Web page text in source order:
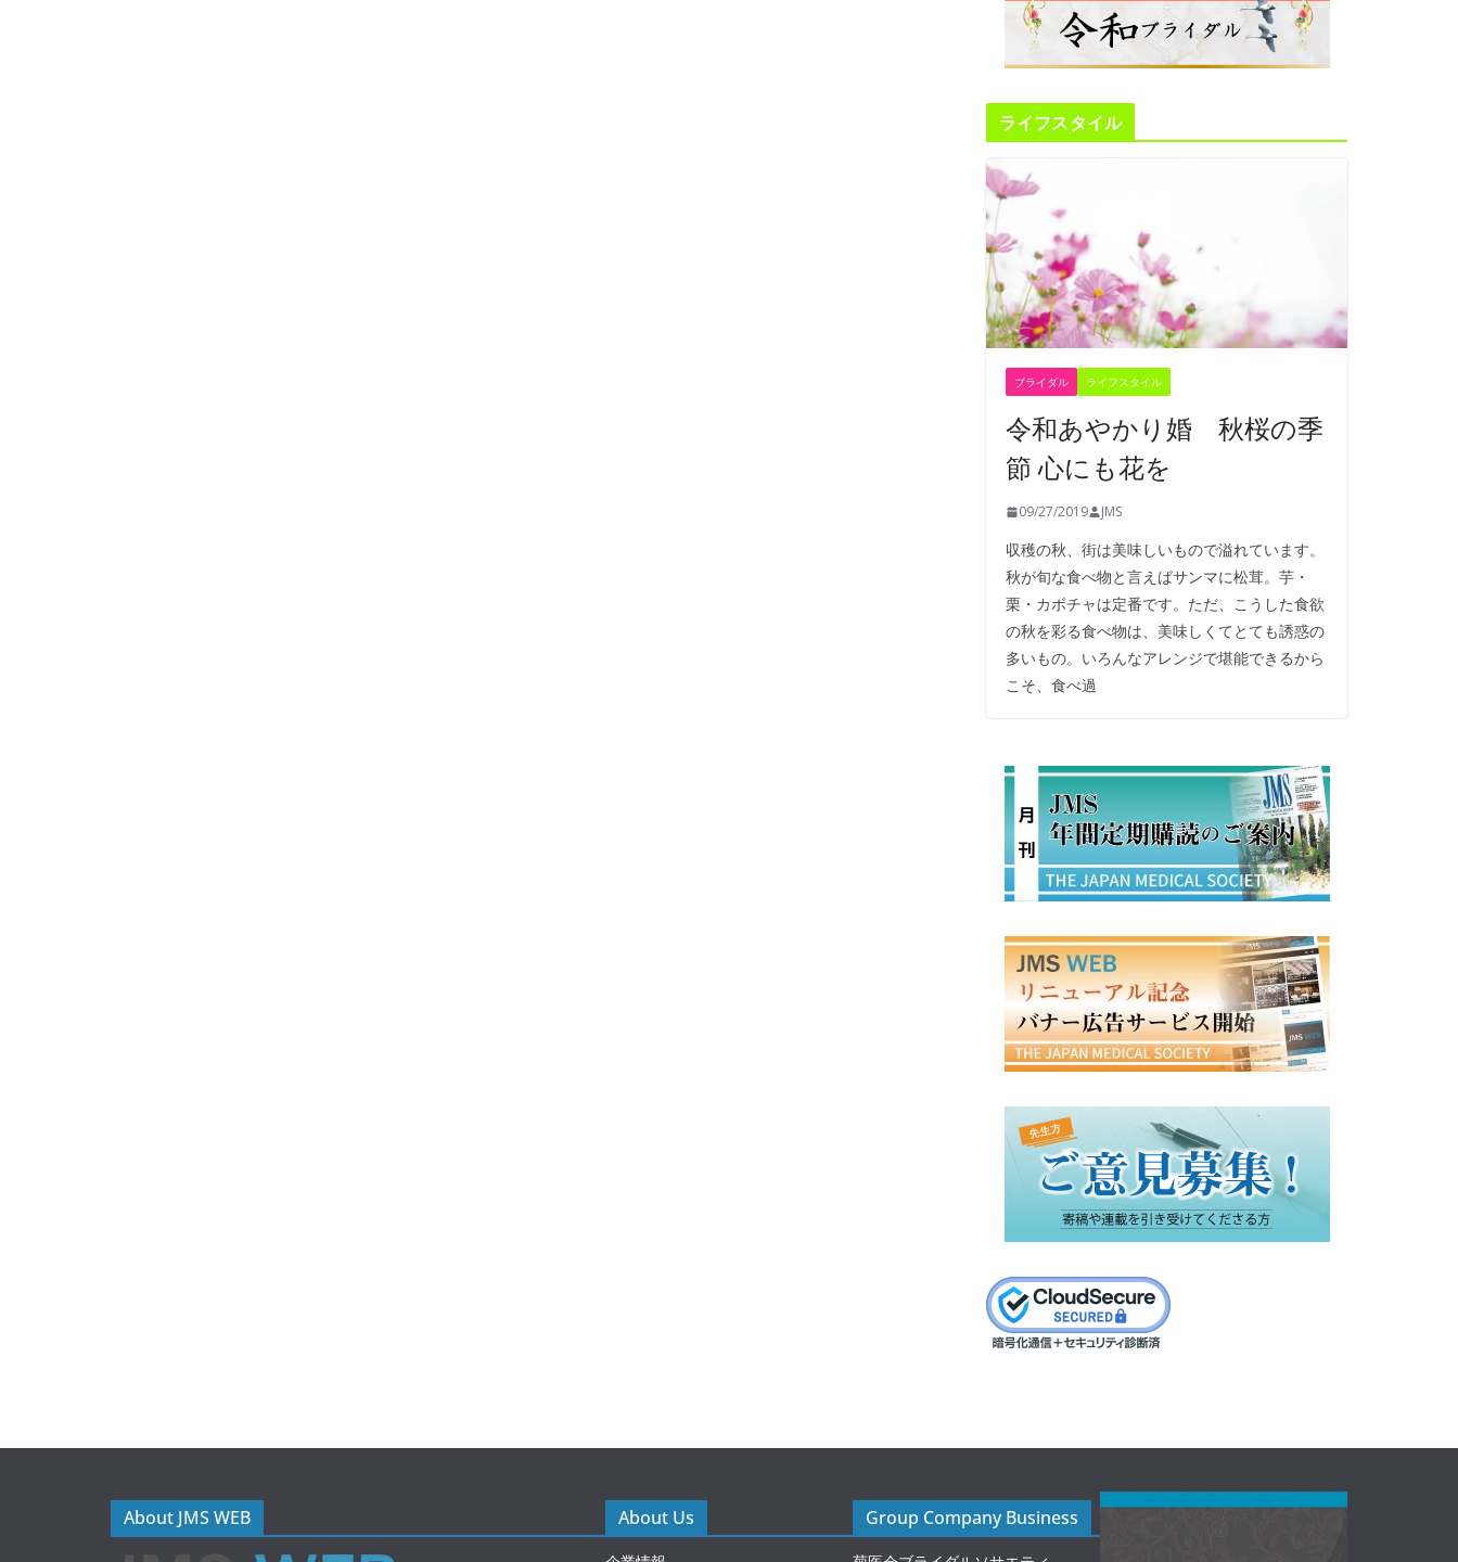
ライフスタイル
ブライダル ライフスタイル
令和あやかり婚 秋桜の季
節 心にも花を
09/27/2019 JMS
収穫の秋、街は美味しいもので溢れています。
秋が旬な食べ物と言えばサンマに松茸。芋・
栗・カボチャは定番です。ただ、こうした食欲
の秋を彩る食べ物は、美味しくてとても誘惑の
多いもの。いろんなアレンジで堪能できるから
こそ、食べ過
About JMS WEB About Us Group Company Business